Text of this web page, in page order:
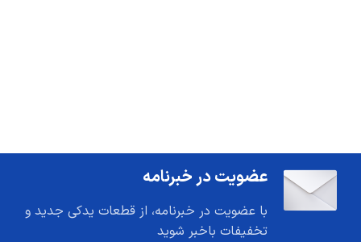
عضویت در خبرنامه
با عضویت در خبرنامه، از قطعات یدکی جدید و
تخفیفات باخبر شوید